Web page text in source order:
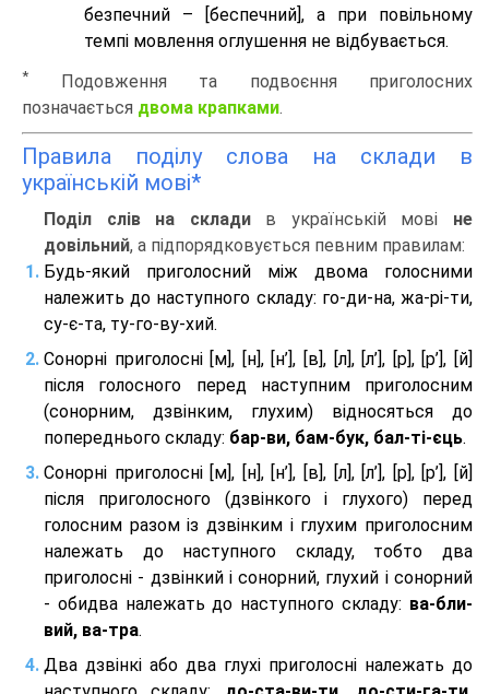
безпечний – [беспечний], а при повільному
темпі мовлення оглушення не відбувається.
*
Подовження та подвоєння приголосних
позначається двома крапками.
Правила поділу слова на склади в
українській мові*
Поділ слів на складив українській мові не
довільний, а підпорядковується певним правилам:
Будь-який приголосний між двома голосними
належить до наступного складу: го-ди-на, жа-рі-ти,
су-є-та, ту-го-ву-хий.
Сонорні приголосні [м], [н], [н’], [в], [л], [л’], [р], [р’], [й]
після голосного перед наступним приголосним
(сонорним, дзвінким, глухим) відносяться до
попереднього складу: бар-ви, бам-бук, бал-ті-єць.
Сонорні приголосні [м], [н], [н’], [в], [л], [л’], [р], [р’], [й]
після приголосного (дзвінкого і глухого) перед
голосним разом із дзвінким і глухим приголосним
належать до наступного складу, тобто два
приголосні - дзвінкий і сонорний, глухий і сонорний
- обидва належать до наступного складу: ва-бли-
вий, ва-тра.
Два дзвінкі або два глухі приголосні належать до